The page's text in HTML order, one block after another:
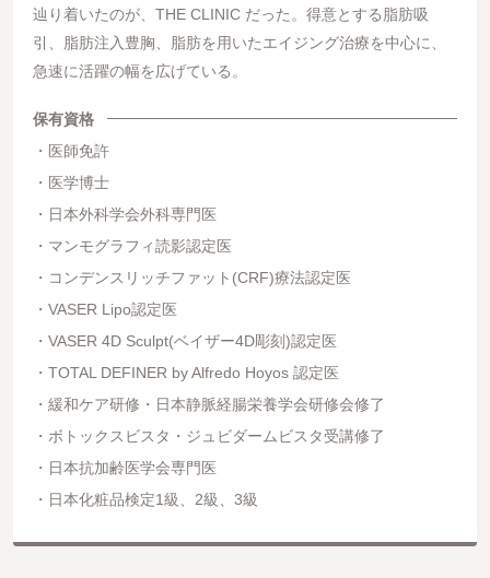
辿り着いたのが、THE CLINIC だった。得意とする脂肪吸
引、脂肪注入豊胸、脂肪を用いたエイジング治療を中心に、
急速に活躍の幅を広げている。
保有資格
医師免許
医学博士
日本外科学会外科専門医
マンモグラフィ読影認定医
コンデンスリッチファット(CRF)療法認定医
VASER Lipo認定医
VASER 4D Sculpt(ベイザー4D彫刻)認定医
TOTAL DEFINER by Alfredo Hoyos 認定医
緩和ケア研修・日本静脈経腸栄養学会研修会修了
ボトックスビスタ・ジュビダームビスタ受講修了
日本抗加齢医学会専門医
日本化粧品検定1級、2級、3級